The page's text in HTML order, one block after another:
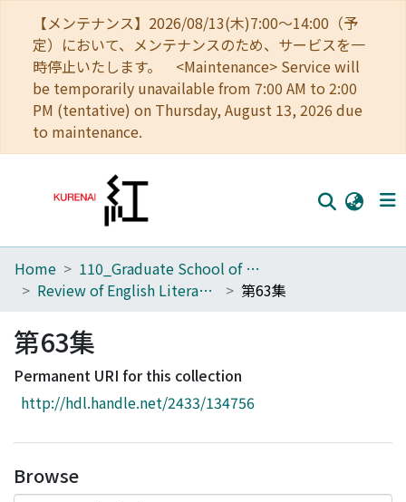
【メンテナンス】2026/08/13(木)7:00～14:00（予
定）において、メンテナンスのため、サービスを一
時停止いたします。 <Maintenance> Service will
be temporarily unavailable from 7:00 AM to 2:00
PM (tentative) on Thursday, August 13, 2026 due
to maintenance.
Home
Browse
Download Ranking
Access Statistics
Home
110_Graduate School of Human and Environmental Studies
Review of English Literature
第63集
第63集
Permanent URI for this collection
http://hdl.handle.net/2433/134756
Browse